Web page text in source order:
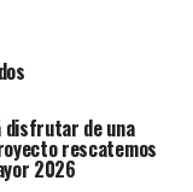
disfrutar de una
rescatemos
2026